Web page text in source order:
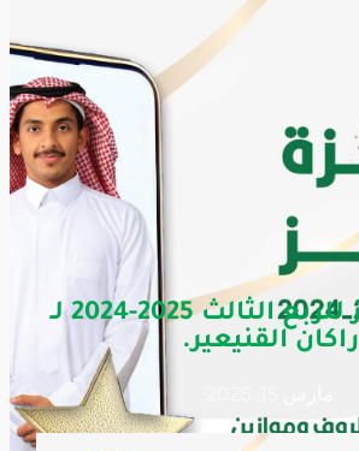
جائزة التميز للربع الثالث 2025-2024 لـ
راكان القنيعير.